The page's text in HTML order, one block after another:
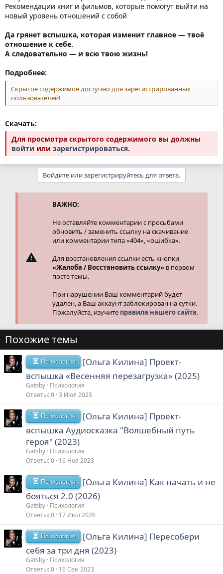
Рекомендации книг и фильмов, которые помогут выйти на
новый уровень отношений с собой
Да грянет вспышка, которая изменит главное — твоё
отношение к себе.
А следовательно — и всю твою жизнь!
Подробнее:
Скрытое содержимое доступно для зарегистрированных
пользователей!
Скачать:
Для просмотра скрытого содержимого вы должны
войти или зарегистрироваться.
Войдите или зарегистрируйтесь для ответа.
ВАЖНО:
Не оставляйте комментарии с просьбами
обновить / заменить ссылку на скачивание
или комментарии типа «404», «ошибка».
Для восстановления ссылки есть кнопки
«Жалоба / Восстановить ссылку» в первом
посте темы.
При нарушении Ваш комментарий будет
удален, а Ваш аккаунт заблокирован на сутки.
Пожалуйста, изучите правила нашего сайта.
Похожие темы
Психология
[Ольга Килина] Проект-
вспышка «Весенняя перезагрузка» (2025)
Gatsby Психология
Ответы 0 3 Июл 2025
Психология
[Ольга Килина] Проект-
вспышка Аудиосказка "Волшебный путь
героя" (2023)
Gatsby Психология
Ответы 0 16 Ноя 2023
Психология
[Ольга Килина] Как начать и не
бояться 2.0 (2026)
Gatsby Психология
Ответы 0 17 Июл 2026
Психология
[Ольга Килина] Пересобери
себя за три дня (2023)
Gatsby Психология
Ответы 0 16 Сен 2023